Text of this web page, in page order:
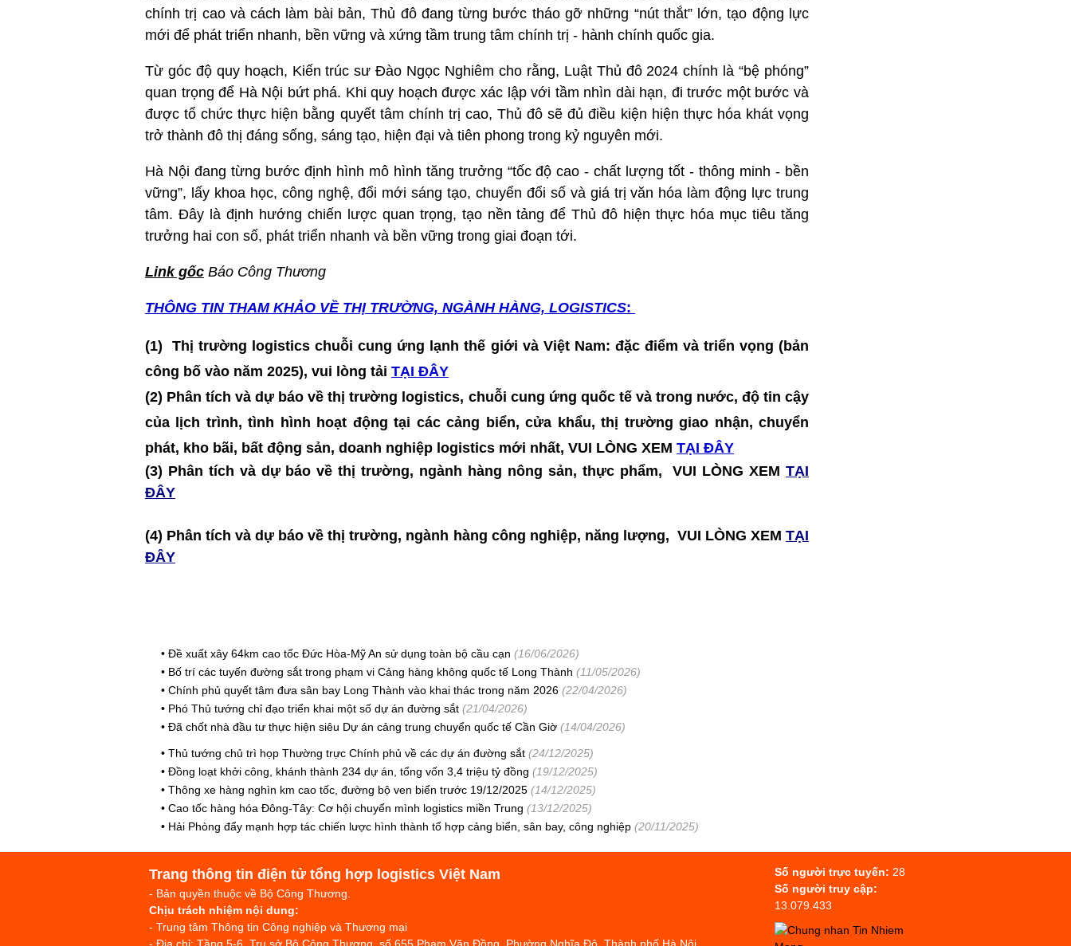
chính trị cao và cách làm bài bản, Thủ đô đang từng bước tháo gỡ những “nút thắt” lớn, tạo động lực
mới để phát triển nhanh, bền vững và xứng tầm trung tâm chính trị - hành chính quốc gia.
Từ góc độ quy hoạch, Kiến trúc sư Đào Ngọc Nghiêm cho rằng, Luật Thủ đô 2024 chính là “bệ phóng”
quan trọng để Hà Nội bứt phá. Khi quy hoạch được xác lập với tầm nhìn dài hạn, đi trước một bước và
được tổ chức thực hiện bằng quyết tâm chính trị cao, Thủ đô sẽ đủ điều kiện hiện thực hóa khát vọng
trở thành đô thị đáng sống, sáng tạo, hiện đại và tiên phong trong kỷ nguyên mới.
Hà Nội đang từng bước định hình mô hình tăng trưởng “tốc độ cao - chất lượng tốt - thông minh - bền
vững”, lấy khoa học, công nghệ, đổi mới sáng tạo, chuyển đổi số và giá trị văn hóa làm động lực trung
tâm. Đây là định hướng chiến lược quan trọng, tạo nền tảng để Thủ đô hiện thực hóa mục tiêu tăng
trưởng hai con số, phát triển nhanh và bền vững trong giai đoạn tới.
Link gốc Báo Công Thương
THÔNG TIN THAM KHẢO VỀ THỊ TRƯỜNG, NGÀNH HÀNG, LOGISTICS:
(1)Thị trường logistics chuỗi cung ứng lạnh thế giới và Việt Nam: đặc điểm và triển vọng (bản
công bố vào năm 2025), vui lòng tải TẠI ĐÂY
(2) Phân tích và dự báo về thị trường logistics, chuỗi cung ứng quốc tế và trong nước, độ tin cậy
của lịch trình, tình hình hoạt động tại các cảng biển, cửa khẩu, thị trường giao nhận, chuyển
phát, kho bãi, bất động sản, doanh nghiệp logistics mới nhất, VUI LÒNG XEM TẠI ĐÂY
(3) Phân tích và dự báo về thị trường, ngành hàng nông sản, thực phẩm, VUI LÒNG XEM TẠI
ĐÂY
(4) Phân tích và dự báo về thị trường, ngành hàng công nghiệp, năng lượng, VUI LÒNG XEM TẠI
ĐÂY
• Đề xuất xây 64km cao tốc Đức Hòa-Mỹ An sử dụng toàn bộ cầu cạn (16/06/2026)
• Bố trí các tuyến đường sắt trong phạm vi Cảng hàng không quốc tế Long Thành (11/05/2026)
• Chính phủ quyết tâm đưa sân bay Long Thành vào khai thác trong năm 2026 (22/04/2026)
• Phó Thủ tướng chỉ đạo triển khai một số dự án đường sắt (21/04/2026)
• Đã chốt nhà đầu tư thực hiện siêu Dự án cảng trung chuyển quốc tế Cần Giờ (14/04/2026)
• Thủ tướng chủ trì họp Thường trực Chính phủ về các dự án đường sắt (24/12/2025)
• Đồng loạt khởi công, khánh thành 234 dự án, tổng vốn 3,4 triệu tỷ đồng (19/12/2025)
• Thông xe hàng nghìn km cao tốc, đường bộ ven biển trước 19/12/2025 (14/12/2025)
• Cao tốc hàng hóa Đông-Tây: Cơ hội chuyển mình logistics miền Trung (13/12/2025)
• Hải Phòng đẩy mạnh hợp tác chiến lược hình thành tổ hợp cảng biển, sân bay, công nghiệp (20/11/2025)
Trang thông tin điện tử tổng hợp logistics Việt Nam
- Bản quyền thuộc về Bộ Công Thương.
Chịu trách nhiệm nội dung:
- Trung tâm Thông tin Công nghiệp và Thương mại
Số người trực tuyến: 28
Số người truy cập:
13.079.433